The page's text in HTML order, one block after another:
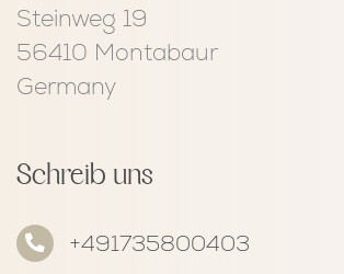
Steinweg 19
56410 Montabaur
Germany
Schreib uns
+491735800403